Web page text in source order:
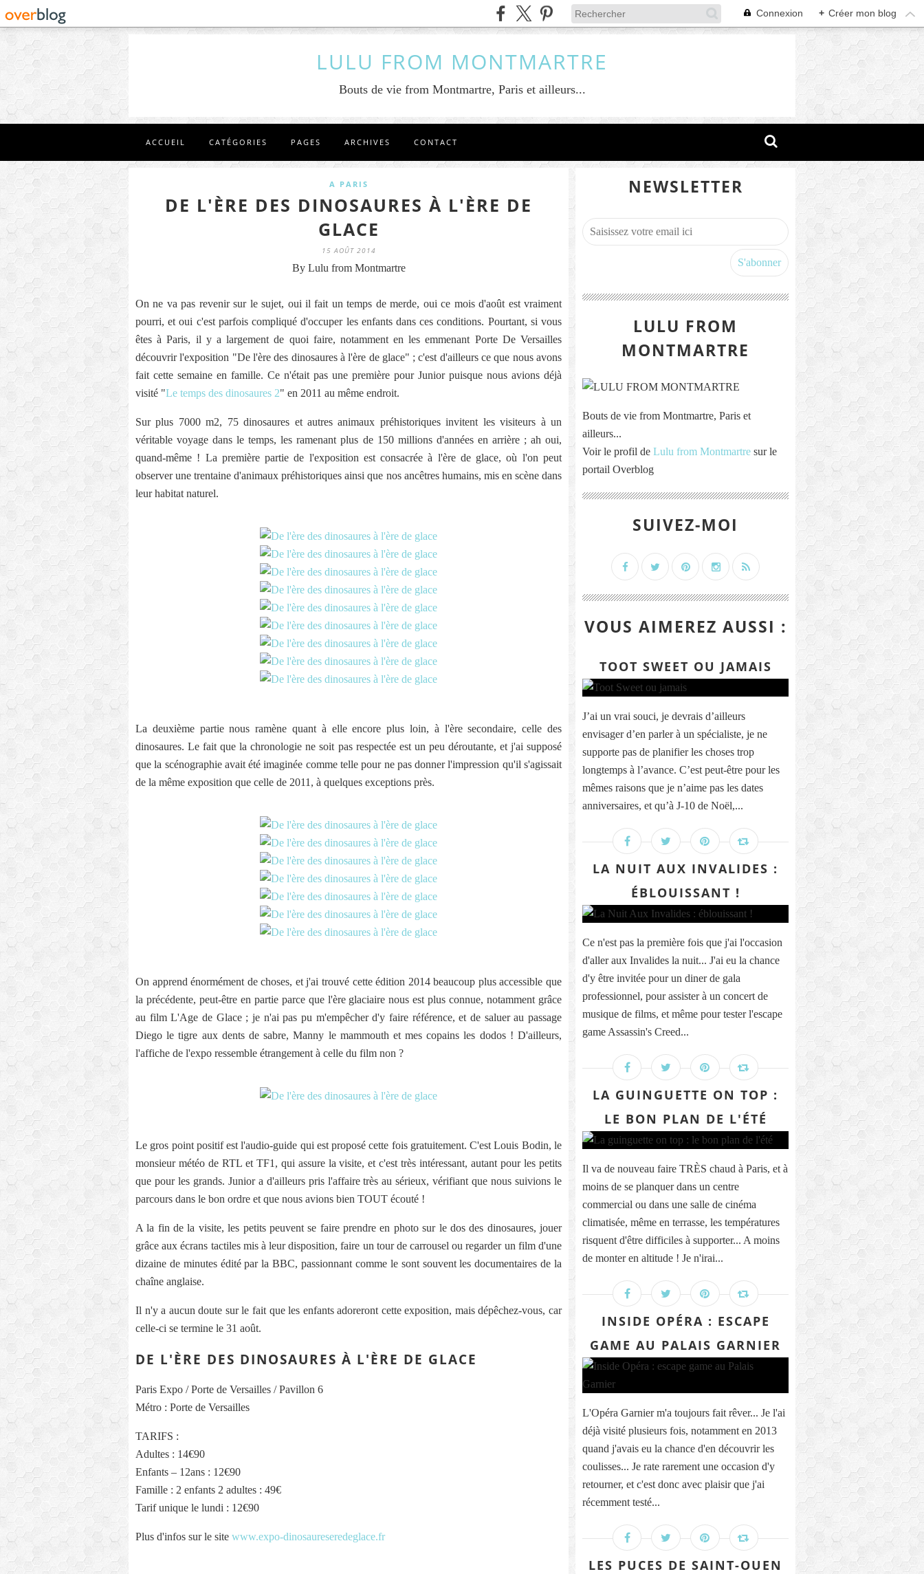
Connexion + Créer mon blog
LULU FROM MONTMARTRE
Bouts de vie from Montmartre, Paris et ailleurs...
ACCUEIL CATÉGORIES PAGES ARCHIVES CONTACT
A PARIS
DE L'ÈRE DES DINOSAURES À L'ÈRE DE
GLACE
15 AOÛT 2014
By Lulu from Montmartre
On ne va pas revenir sur le sujet, oui il fait un temps de merde, oui ce mois d'août est vraiment
pourri, et oui c'est parfois compliqué d'occuper les enfants dans ces conditions. Pourtant, si vous
êtes à Paris, il y a largement de quoi faire, notamment en les emmenant Porte De Versailles
découvrir l'exposition "De l'ère des dinosaures à l'ère de glace" ; c'est d'ailleurs ce que nous avons
fait cette semaine en famille. Ce n'était pas une première pour Junior puisque nous avions déjà
visité "Le temps des dinosaures 2" en 2011 au même endroit.
Sur plus 7000 m2, 75 dinosaures et autres animaux préhistoriques invitent les visiteurs à un
véritable voyage dans le temps, les ramenant plus de 150 millions d'années en arrière ; ah oui,
quand-même ! La première partie de l'exposition est consacrée à l'ère de glace, où l'on peut
observer une trentaine d'animaux préhistoriques ainsi que nos ancêtres humains, mis en scène dans
leur habitat naturel.
La deuxième partie nous ramène quant à elle encore plus loin, à l'ère secondaire, celle des
dinosaures. Le fait que la chronologie ne soit pas respectée est un peu déroutante, et j'ai supposé
que la scénographie avait été imaginée comme telle pour ne pas donner l'impression qu'il s'agissait
de la même exposition que celle de 2011, à quelques exceptions près.
On apprend énormément de choses, et j'ai trouvé cette édition 2014 beaucoup plus accessible que
la précédente, peut-être en partie parce que l'ère glaciaire nous est plus connue, notamment grâce
au film L'Age de Glace ; je n'ai pas pu m'empêcher d'y faire référence, et de saluer au passage
Diego le tigre aux dents de sabre, Manny le mammouth et mes copains les dodos ! D'ailleurs,
l'affiche de l'expo ressemble étrangement à celle du film non ?
Le gros point positif est l'audio-guide qui est proposé cette fois gratuitement. C'est Louis Bodin, le
monsieur météo de RTL et TF1, qui assure la visite, et c'est très intéressant, autant pour les petits
que pour les grands. Junior a d'ailleurs pris l'affaire très au sérieux, vérifiant que nous suivions le
parcours dans le bon ordre et que nous avions bien TOUT écouté !
A la fin de la visite, les petits peuvent se faire prendre en photo sur le dos des dinosaures, jouer
grâce aux écrans tactiles mis à leur disposition, faire un tour de carrousel ou regarder un film d'une
dizaine de minutes édité par la BBC, passionnant comme le sont souvent les documentaires de la
chaîne anglaise.
Il n'y a aucun doute sur le fait que les enfants adoreront cette exposition, mais dépêchez-vous, car
celle-ci se termine le 31 août.
DE L'ÈRE DES DINOSAURES À L'ÈRE DE GLACE
Paris Expo / Porte de Versailles / Pavillon 6
Métro : Porte de Versailles
TARIFS :
Adultes : 14€90
Enfants – 12ans : 12€90
Famille : 2 enfants 2 adultes : 49€
Tarif unique le lundi : 12€90
Plus d'infos sur le site www.expo-dinosaureseredeglace.fr
NEWSLETTER
LULU FROM
MONTMARTRE
Bouts de vie from Montmartre, Paris et
ailleurs...
Voir le profil de Lulu from Montmartre sur le
portail Overblog
SUIVEZ-MOI
VOUS AIMEREZ AUSSI :
TOOT SWEET OU JAMAIS
J’ai un vrai souci, je devrais d’ailleurs
envisager d’en parler à un spécialiste, je ne
supporte pas de planifier les choses trop
longtemps à l’avance. C’est peut-être pour les
mêmes raisons que je n’aime pas les dates
anniversaires, et qu’à J-10 de Noël,...
LA NUIT AUX INVALIDES :
ÉBLOUISSANT !
Ce n'est pas la première fois que j'ai l'occasion
d'aller aux Invalides la nuit... J'ai eu la chance
d'y être invitée pour un diner de gala
professionnel, pour assister à un concert de
musique de films, et même pour tester l'escape
game Assassin's Creed...
LA GUINGUETTE ON TOP :
LE BON PLAN DE L'ÉTÉ
Il va de nouveau faire TRÈS chaud à Paris, et à
moins de se planquer dans un centre
commercial ou dans une salle de cinéma
climatisée, même en terrasse, les températures
risquent d'être difficiles à supporter... A moins
de monter en altitude ! Je n'irai...
INSIDE OPÉRA : ESCAPE
GAME AU PALAIS GARNIER
L'Opéra Garnier m'a toujours fait rêver... Je l'ai
déjà visité plusieurs fois, notamment en 2013
quand j'avais eu la chance d'en découvrir les
coulisses... Je rate rarement une occasion d'y
retourner, et c'est donc avec plaisir que j'ai
récemment testé...
LES PUCES DE SAINT-OUEN